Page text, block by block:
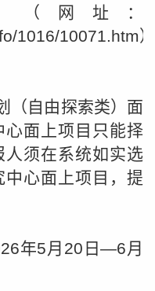
（网址：
1016/10071.htm）
（自由探索类）面
心面上项目只能择
人须在系统如实选
心面上项目，提
年5月 20 日—6月